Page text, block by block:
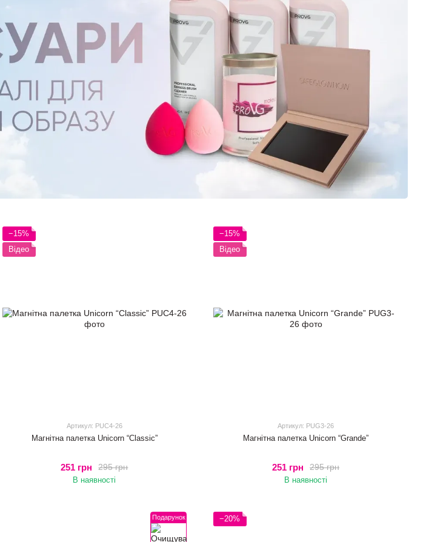
−15%
Відео
Артикул: PUC4-26
Магнітна палетка Unicorn “Classic”
295 грн
251 грн
В наявності
−15%
Відео
Артикул: PUG3-26
Магнітна палетка Unicorn “Grande”
295 грн
251 грн
В наявності
Подарунок −20%